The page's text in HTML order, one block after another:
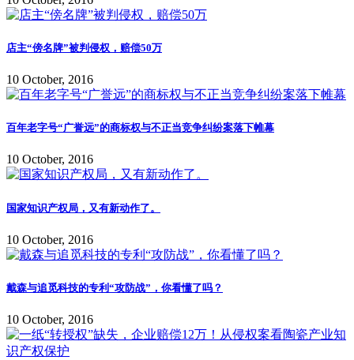
店主“傍名牌”被判侵权，赔偿50万
10 October, 2016
百年老字号“广誉远”的商标权与不正当竞争纠纷案落下帷幕
10 October, 2016
国家知识产权局，又有新动作了。
10 October, 2016
戴森与追觅科技的专利“攻防战”，你看懂了吗？
10 October, 2016